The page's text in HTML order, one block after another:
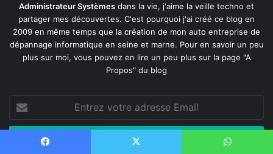
Administrateur Systèmes dans la vie, j'aime la veille techno et
partager mes découvertes. C'est pourquoi j'ai créé ce blog en
2009 en même temps que la création de mon auto entreprise de
dépannage informatique en seine et marne. Pour en savoir un peu
plus sur moi, vous pouvez en lire un peu plus sur la page "A
Propos" du blog
votre
adresse